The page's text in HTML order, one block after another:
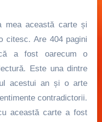
mea această carte și
citesc. Are 404 pagini
a fost oarecum o
Este una dintre
acestui an și o arte
contradictorii.
această carte a fost